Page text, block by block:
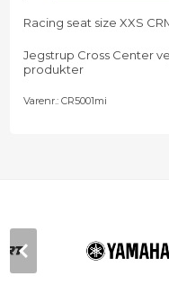
Racing seat size XXS
Jegstrup Cross Center
produkter
Varenr.:CR5001mi